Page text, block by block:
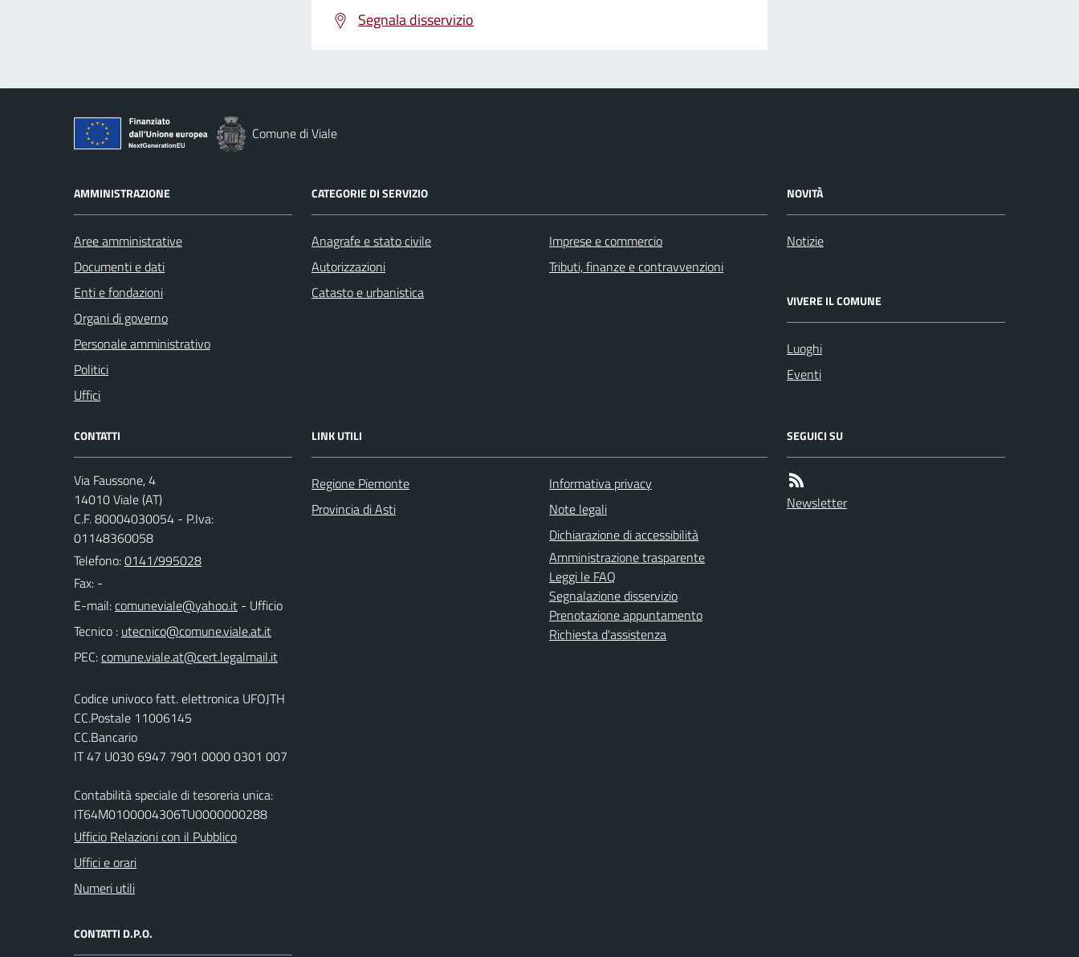
Segnala disservizio
Comune di Viale
AMMINISTRAZIONE
Aree amministrative
Documenti e dati
Enti e fondazioni
Organi di governo
Personale amministrativo
Politici
Uffici
CATEGORIE DI SERVIZIO
Anagrafe e stato civile
Autorizzazioni
Catasto e urbanistica
Imprese e commercio
Tributi, finanze e contravvenzioni
NOVITÀ
Notizie
VIVERE IL COMUNE
Luoghi
Eventi
CONTATTI
Via Faussone, 4
14010 Viale (AT)
C.F. 80004030054 - P.Iva:
01148360058
Telefono:0141/995028
Fax: -
E-mail:
- Ufficio
Tecnico :
PEC:
Codice univoco fatt. elettronica UFOJTH
CC.Postale 11006145
CC.Bancario
IT 47 U030 6947 7901 0000 0301 007
Contabilità speciale di tesoreria unica:
IT64M0100004306TU0000000288
Ufficio Relazioni con il Pubblico
Uffici e orari
Numeri utili
CONTATTI D.P.O.
LINK UTILI
Regione Piemonte
Provincia di Asti
Informativa privacy
Note legali
Dichiarazione di accessibilità
Amministrazione trasparente
Leggi le FAQ
Segnalazione disservizio
Prenotazione appuntamento
Richiesta d'assistenza
SEGUICI SU
Newsletter